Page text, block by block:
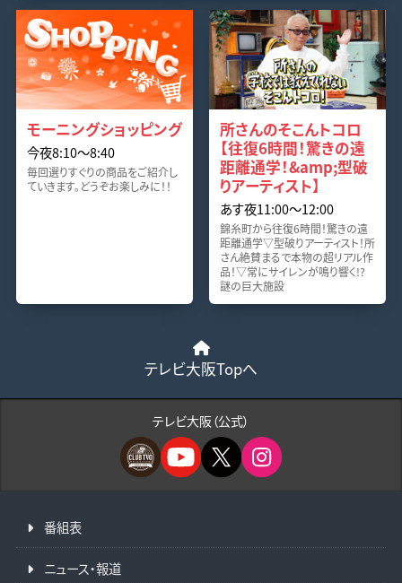
モーニングショッピング
今夜8:10〜8:40
毎回選りすぐりの商品をご紹介し
ていきます。どうぞお楽しみに！！
所さんのそこんトコロ
【往復6時間！驚きの遠
距離通学！&amp;型破
りアーティスト】
あす夜11:00〜12:00
錦糸町から往復6時間！驚きの遠
距離通学▽型破りアーティスト！所
さん絶賛まるで本物の超リアル作
品！▽常にサイレンが鳴り響く!?
謎の巨大施設
テレビ大阪Topへ
テレビ大阪（公式）
番組表
ニュース・報道